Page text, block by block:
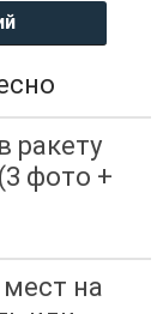
ракету
фото +
на